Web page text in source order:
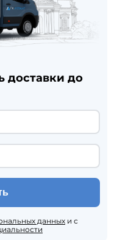
доставки до
данных и с